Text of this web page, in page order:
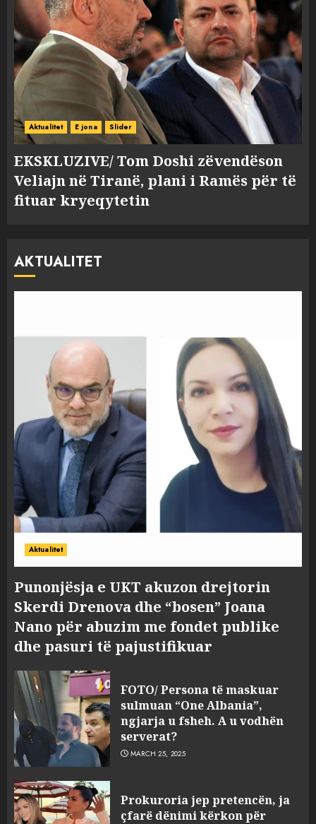
Aktualitet E jona Slider
EKSKLUZIVE/ Tom Doshi zëvendëson
Veliajn në Tiranë, plani i Ramës për të
fituar kryeqytetin
AKTUALITET
Aktualitet
Punonjësja e UKT akuzon drejtorin
Skerdi Drenova dhe “bosen” Joana
Nano për abuzim me fondet publike
dhe pasuri të pajustifikuar
FOTO/ Persona të maskuar
sulmuan “One Albania”,
ngjarja u fsheh. A u vodhën
serverat?
MARCH 25, 2025
Prokuroria jep pretencën, ja
çfarë dënimi kërkon për